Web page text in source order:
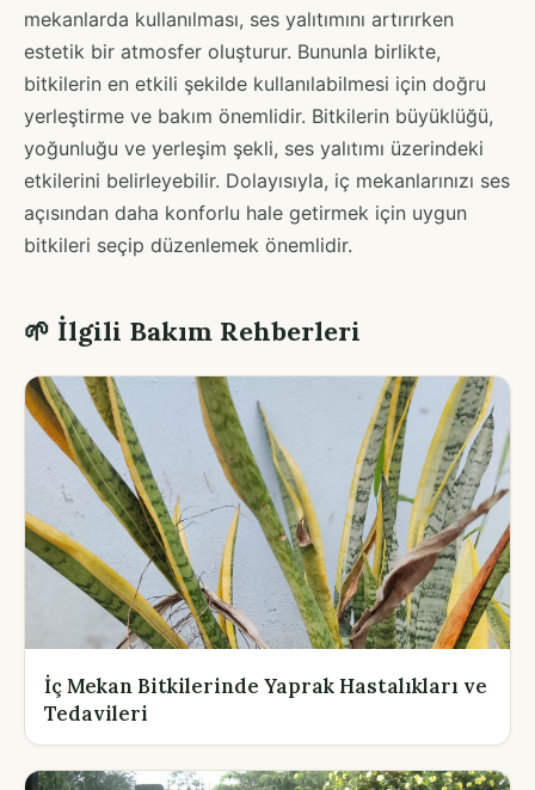
mekanlarda kullanılması, ses yalıtımını artırırken
estetik bir atmosfer oluşturur. Bununla birlikte,
bitkilerin en etkili şekilde kullanılabilmesi için doğru
yerleştirme ve bakım önemlidir. Bitkilerin büyüklüğü,
yoğunluğu ve yerleşim şekli, ses yalıtımı üzerindeki
etkilerini belirleyebilir. Dolayısıyla, iç mekanlarınızı ses
açısından daha konforlu hale getirmek için uygun
bitkileri seçip düzenlemek önemlidir.
🌱 İlgili Bakım Rehberleri
İç Mekan Bitkilerinde Yaprak Hastalıkları ve
Tedavileri